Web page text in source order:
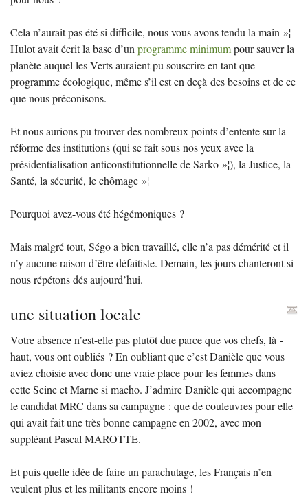
Cela n’aurait pas été si difficile, nous vous avons tendu la main »¦
Hulot avait écrit la base d’un programme minimumpour sauver la
planète auquel les Verts auraient pu souscrire en tant que
programme écologique, même s’il est en deçà des besoins et de ce
que nous préconisons.
Et nous aurions pu trouver des nombreux points d’entente sur la
réforme des institutions (qui se fait sous nos yeux avec la
présidentialisation anticonstitutionnelle de Sarko »¦), la Justice, la
Santé, la sécurité, le chômage »¦
Pourquoi avez-vous été hégémoniques ?
Mais malgré tout, Ségo a bien travaillé, elle n’a pas démérité et il
n’y aucune raison d’être défaitiste. Demain, les jours chanteront si
nous répétons dés aujourd’hui.
une situation locale
Votre absence n’est-elle pas plutôt due parce que vos chefs, là -
haut, vous ont oubliés ? En oubliant que c’est Danièle que vous
aviez choisie avec donc une vraie place pour les femmes dans
cette Seine et Marne si macho. J’admire Danièle qui accompagne
le candidatMRC dans sa campagne : que de couleuvres pour elle
qui avait fait une très bonne campagne en 2002, avec mon
suppléant Pascal MAROTTE.
Et puis quelle idée de faire un parachutage, les Français n’en
veulent plus et les militants encore moins !